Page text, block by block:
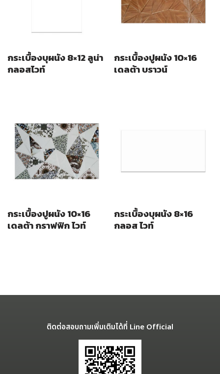
กระเบื้องบุผนัง 8×12 ลูน่า
กลอสไวท์
กระเบื้องปูผนัง 10×16
เดลต้า บราวน์
กระเบื้องปูผนัง 10×16
เดลต้า กราฟฟิก ไวท์
กระเบื้องบุผนัง 8×16
กลอส ไวท์
ติดต่อสอบถามเพิ่มเติมได้ที่ Line Official